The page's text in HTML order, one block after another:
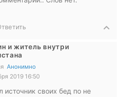
и житель внутри
Анонимно
2019 16:50
источник своих бед по не